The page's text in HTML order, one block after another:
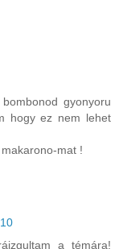
gyonyoru
hogy ez nem lehet
mat !
a témára!